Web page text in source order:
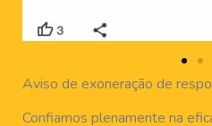
Aviso de exoneração de
Confiamos plenamente na